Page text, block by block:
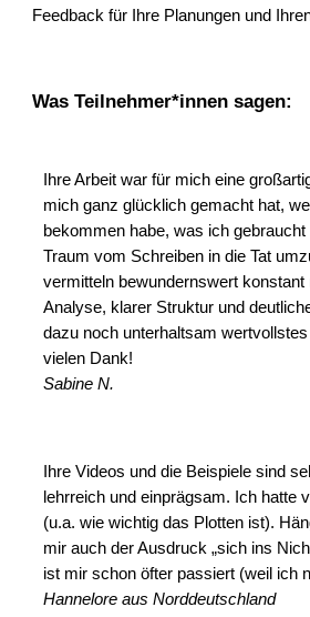
Feedback für Ihre Planungen und
Was Teilnehmer*innen sagen:
Ihre Arbeit war für mich eine
mich ganz glücklich gemacht hat,
bekommen habe, was ich
Traum vom Schreiben in die Tat
vermitteln bewundernswert
Analyse, klarer Struktur und
dazu noch unterhaltsam
vielen Dank!
Sabine N.
Ihre Videos und die Beispiele sind
lehrreich und einprägsam. Ich hatte
(u.a. wie wichtig das Plotten ist).
mir auch der Ausdruck „sich ins
ist mir schon öfter passiert (weil ich
Hannelore aus Norddeutschland